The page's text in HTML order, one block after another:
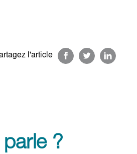
l'article
?